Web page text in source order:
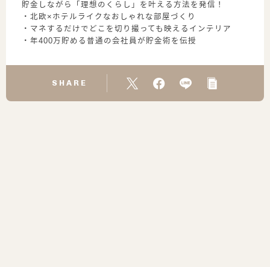
貯金しながら「理想のくらし」を叶える方法を発信！
・北欧×ホテルライクなおしゃれな部屋づくり
・マネするだけでどこを切り撮っても映えるインテリア
・年400万貯める普通の会社員が貯金術を伝授
SHARE